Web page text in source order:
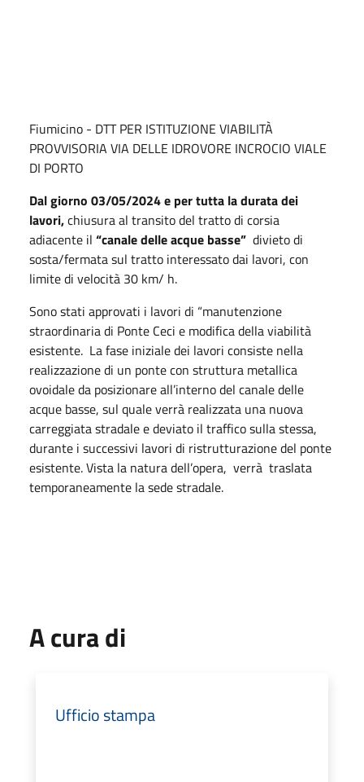
Fiumicino - DTT PER ISTITUZIONE VIABILITÀ
PROVVISORIA VIA DELLE IDROVORE INCROCIO VIALE
DI PORTO
Dal giorno 03/05/2024 e per tutta la durata dei
lavori,chiusura al transito del tratto di corsia
adiacente il “canale delle acque basse” divieto di
sosta/fermata sul tratto interessato dai lavori, con
limite di velocità 30 km/ h.
Sono stati approvati i lavori di “manutenzione
straordinaria di Ponte Ceci e modifica della viabilità
esistente. La fase iniziale dei lavori consiste nella
realizzazione di un ponte con struttura metallica
ovoidale da posizionare all’interno del canale delle
acque basse, sul quale verrà realizzata una nuova
carreggiata stradale e deviato il traffico sulla stessa,
durante i successivi lavori di ristrutturazione del ponte
esistente. Vista la natura dell’opera, verrà traslata
temporaneamente la sede stradale.
A cura di
Ufficio stampa